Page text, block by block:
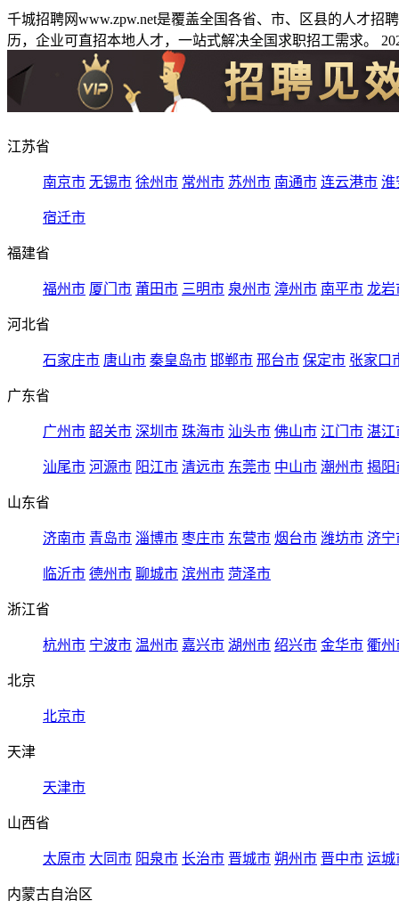
千城招聘网www.zpw.net是覆盖全国各省、市、区县的人才
历，企业可直招本地人才，一站式解决全国求职招工需求。
江苏省
南京市 无锡市 徐州市 常州市 苏州市 南通市 连云港市 淮
宿迁市
福建省
福州市 厦门市 莆田市 三明市 泉州市 漳州市 南平市 龙岩
河北省
石家庄市 唐山市 秦皇岛市 邯郸市 邢台市 保定市 张家口
广东省
广州市 韶关市 深圳市 珠海市 汕头市 佛山市 江门市 湛江
汕尾市 河源市 阳江市 清远市 东莞市 中山市 潮州市 揭阳
山东省
济南市 青岛市 淄博市 枣庄市 东营市 烟台市 潍坊市 济宁
临沂市 德州市 聊城市 滨州市 菏泽市
浙江省
杭州市 宁波市 温州市 嘉兴市 湖州市 绍兴市 金华市 衢州
北京
北京市
天津
天津市
山西省
太原市 大同市 阳泉市 长治市 晋城市 朔州市 晋中市 运城
内蒙古自治区